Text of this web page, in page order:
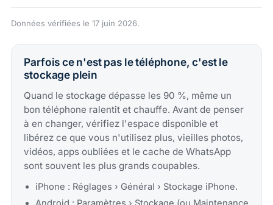
Données vérifiées le 17 juin 2026.
Parfois ce n'est pas le téléphone, c'est le
stockage plein
Quand le stockage dépasse les 90 %, même un
bon téléphone ralentit et chauffe. Avant de penser
à en changer, vérifiez l'espace disponible et
libérez ce que vous n'utilisez plus, vieilles photos,
vidéos, apps oubliées et le cache de WhatsApp
sont souvent les plus grands coupables.
iPhone : Réglages › Général › Stockage iPhone.